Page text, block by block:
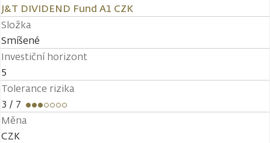
J&T DIVIDEND Fund A1 CZK
Složka
Smíšené
Investiční horizont
5
Tolerance rizika
3 / 7
Měna
CZK